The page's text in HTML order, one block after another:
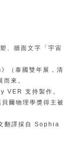
、牆面文字「宇宙
（泰國雙年展，清
來。
VER 支持製作。
爾物理學獎得主被
翻譯採自 Sophia